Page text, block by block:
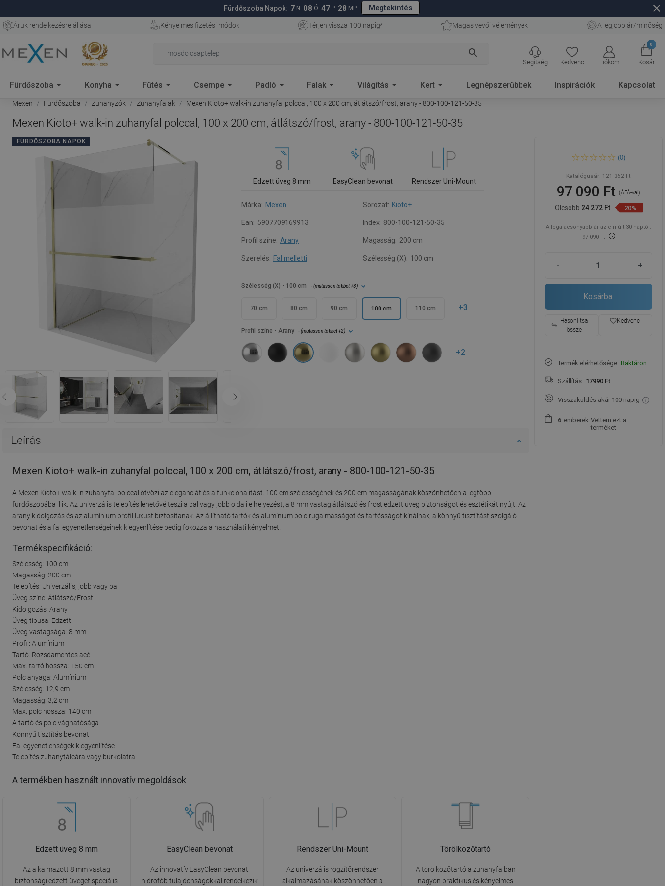
Fürdőszoba Napok: 7 N 08 Ó 47 P 27 MP Megtekintés close
Áruk rendelkezésre állása Kényelmes fizetési módok Térjen vissza 100 napig* Magas vevői vélemények A legjobb ár/minőség
search
Kedvenc Fiókom
0
Kosár
Segítség
Fürdőszoba Konyha Fűtés Csempe Padló Falak Világítás Kert Legnépszerűbbek Inspirációk Kapcsolat
Mexen Fürdőszoba Zuhanyzók Zuhanyfalak Mexen Kioto+ walk-in zuhanyfal polccal, 100 x 200 cm, átlátszó/frost, arany - 800-100-121-50-35
Mexen Kioto+ walk-in zuhanyfal polccal, 100 x 200 cm, átlátszó/frost, arany - 800-100-121-50-35
FÜRDŐSZOBA NAPOK
Edzett üveg 8 mm EasyClean bevonat Rendszer Uni-Mount
Márka: Mexen Sorozat: Kioto+
Ean: 5907709169913 Index: 800-100-121-50-35
Profil színe: Arany Magasság: 200 cm
Szerelés: Fal melletti Szélesség (X): 100 cm
Profil színe - Arany - (mutasson többet+2)
+2
Szélesség (X) - 100 cm - (mutasson többet+3)
70 cm 80 cm 90 cm 100 cm 110 cm +3
Leírás
Mexen Kioto+ walk-in zuhanyfal polccal, 100 x 200 cm, átlátszó/frost, arany - 800-100-121-50-35
A Mexen Kioto+ walk-in zuhanyfal polccal ötvözi az eleganciát és a funkcionalitást. 100 cm szélességének és 200 cm magasságának köszönhetően a legtöbb
fürdőszobába illik. Az univerzális telepítés lehetővé teszi a bal vagy jobb oldali elhelyezést, a 8 mm vastag átlátszó és frost edzett üveg biztonságot és esztétikát nyújt. Az
arany kidolgozás és az alumínium profil luxust biztosítanak. Az állítható tartók és alumínium polc rugalmasságot és tartósságot kínálnak, a könnyű tisztítást szolgáló
bevonat és a fal egyenetlenségeinek kiegyenlítése pedig fokozza a használati kényelmet.
Termékspecifikáció:
Szélesség: 100 cm
Magasság: 200 cm
Telepítés: Univerzális, jobb vagy bal
Üveg színe: Átlátszó/Frost
Kidolgozás: Arany
Üveg típusa: Edzett
Üveg vastagsága: 8 mm
Profil: Alumínium
Tartó: Rozsdamentes acél
Max. tartó hossza: 150 cm
Polc anyaga: Alumínium
Szélesség: 12,9 cm
Magasság: 3,2 cm
Max. polc hossza: 140 cm
A tartó és polc vághatósága
Könnyű tisztítás bevonat
Fal egyenetlenségek kiegyenlítése
Telepítés zuhanytálcára vagy burkolatra
A termékben használt innovatív megoldások
Edzett üveg 8 mm
Az alkalmazott 8 mm vastag
biztonsági edzett üveget speciális
EasyClean bevonat
Az innovatív EasyClean bevonat
hidrofób tulajdonságokkal rendelkezik
Rendszer Uni-Mount
Az univerzális rögzítőrendszer
alkalmazásának köszönhetően a
Törölközőtartó
A törölközőtartó a zuhanyfalban
nagyon praktikus és kényelmes
zuhanyfal polccal, 100 x 200
800-100-121-50-35
(0)
Katalógusár: 121 362 Ft
97 090 Ft(ÁFÁ-val)
Olcsóbb 24 272 Ft 20%
A legalacsonyabb ár az elmúlt 30 naptól:
97 090 Ft
- +
Kosárba
Hasonlítsa
össze
favorite_borderKedvenc
Termék elérhetősége: Raktáron
Szállítás: 17990 Ft
Visszaküldés akár 100 napig
6 emberek Vettem ezt a
terméket.